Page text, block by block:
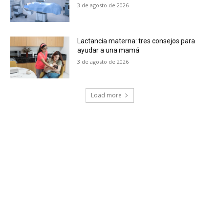
3 de agosto de 2026
Lactancia materna: tres consejos para
ayudar a una mamá
3 de agosto de 2026
Load more